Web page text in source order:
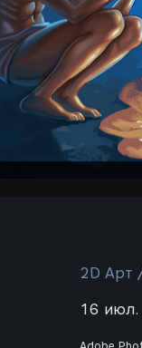
2D Арт
16